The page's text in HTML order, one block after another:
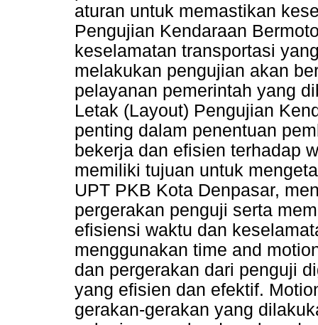
aturan untuk memastikan
Pengujian Kendaraan
keselamatan transportasi
melakukan pengujian akan
pelayanan pemerintah yang
Letak (Layout) Pengujian
penting dalam penentuan
bekerja dan efisien terhadap
memiliki tujuan untuk
UPT PKB Kota Denpasar,
pergerakan penguji serta
efisiensi waktu dan
menggunakan time and
dan pergerakan dari penguji
yang efisien dan efektif.
gerakan-gerakan yang